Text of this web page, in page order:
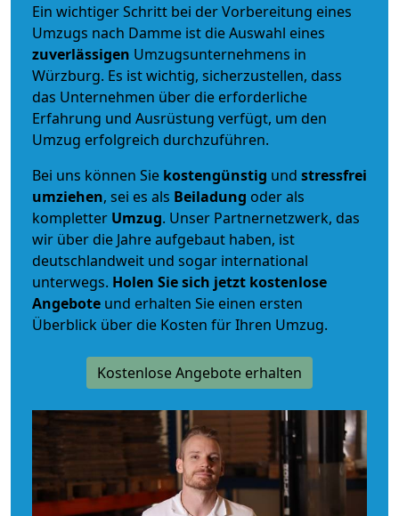
Ein wichtiger Schritt bei der Vorbereitung eines
Umzugs nach Damme ist die Auswahl eines
zuverlässigen Umzugsunternehmens in
Würzburg. Es ist wichtig, sicherzustellen, dass
das Unternehmen über die erforderliche
Erfahrung und Ausrüstung verfügt, um den
Umzug erfolgreich durchzuführen.
Bei uns können Sie kostengünstig und stressfrei
umziehen, sei es als Beiladung oder als
kompletter Umzug. Unser Partnernetzwerk, das
wir über die Jahre aufgebaut haben, ist
deutschlandweit und sogar international
unterwegs. Holen Sie sich jetzt kostenlose
Angebote und erhalten Sie einen ersten
Überblick über die Kosten für Ihren Umzug.
Kostenlose Angebote erhalten